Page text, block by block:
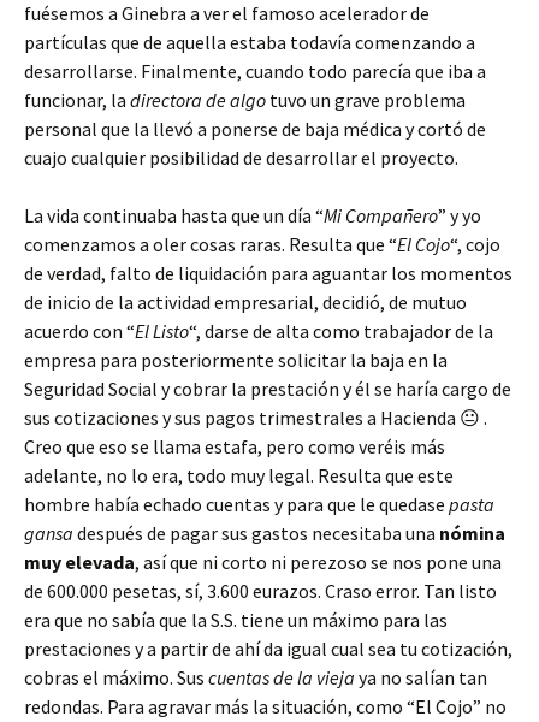
fuésemos a Ginebra a ver el famoso acelerador de
partículas que de aquella estaba todavía comenzando a
desarrollarse. Finalmente, cuando todo parecía que iba a
funcionar, la directora de algo tuvo un grave problema
personal que la llevó a ponerse de baja médica y cortó de
cuajo cualquier posibilidad de desarrollar el proyecto.
La vida continuaba hasta que un día “Mi Compañero” y yo
comenzamos a oler cosas raras. Resulta que “El Cojo“, cojo
de verdad, falto de liquidación para aguantar los momentos
de inicio de la actividad empresarial, decidió, de mutuo
acuerdo con “El Listo“, darse de alta como trabajador de la
empresa para posteriormente solicitar la baja en la
Seguridad Social y cobrar la prestación y él se haría cargo de
sus cotizaciones y sus pagos trimestrales a Hacienda 😐 .
Creo que eso se llama estafa, pero como veréis más
adelante, no lo era, todo muy legal. Resulta que este
hombre había echado cuentas y para que le quedase pasta
gansa después de pagar sus gastos necesitaba una nómina
muy elevada, así que ni corto ni perezoso se nos pone una
de 600.000 pesetas, sí, 3.600 eurazos. Craso error. Tan listo
era que no sabía que la S.S. tiene un máximo para las
prestaciones y a partir de ahí da igual cual sea tu cotización,
cobras el máximo. Sus cuentas de la vieja ya no salían tan
redondas. Para agravar más la situación, como “El Cojo” no